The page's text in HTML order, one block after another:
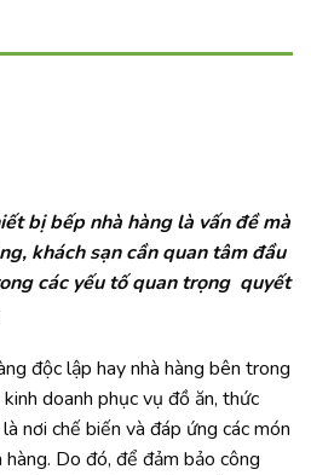
bị bếp nhà hàng là vấn đề mà
khách sạn cần quan tâm đầu
các yếu tố quan trọng quyết
độc lập hay nhà hàng bên trong
doanh phục vụ đồ ăn, thức
nơi chế biến và đáp ứng các món
hàng. Do đó, để đảm bảo công